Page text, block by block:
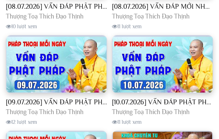
[08.07.2026] VẤN ĐÁP PHẬT PHÁP - Nghe Thầy giảng Pháp mỗi ngày CÔNG ĐỨC VÔ LƯỢNG│TT. Thích Đạo Thịnh
Thượng Toạ Thích Đạo Thịnh
10 lượt xem
[08.07.2026] VẤN ĐÁP MỚI NHẤT - Pháp Hội Địa Tạng Chùa Khai Nguyên | TT. Thích Đạo Thịnh
Thượng Toạ Thích Đạo Thịnh
11 lượt xem
[09.07.2026] VẤN ĐÁP PHẬT PHÁP - Nghe Thầy giảng Pháp mỗi ngày CÔNG ĐỨC VÔ LƯỢNG│TT. Thích Đạo Thịnh
Thượng Toạ Thích Đạo Thịnh
12 lượt xem
[10.07.2026] VẤN ĐÁP PHẬT PHÁP - Nghe Thầy giảng Pháp mỗi ngày CÔNG ĐỨC VÔ LƯỢNG│TT. Thích Đạo Thịnh
Thượng Toạ Thích Đạo Thịnh
11 lượt xem